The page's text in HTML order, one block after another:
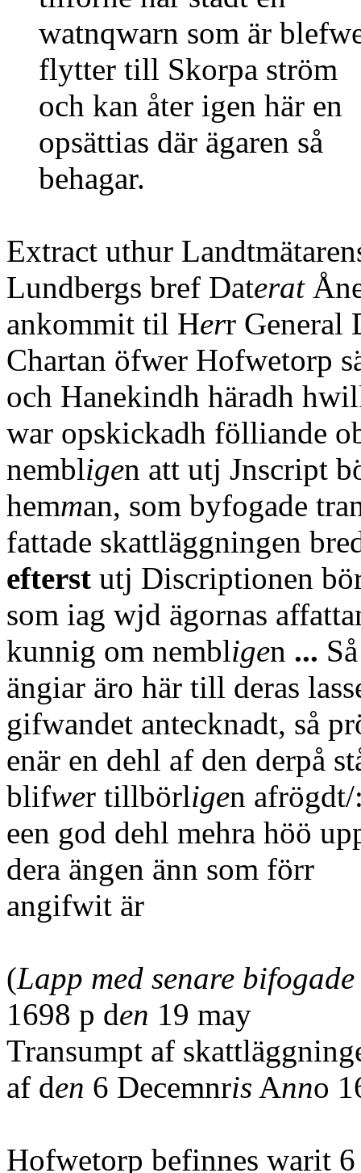
watnqwarn som är
flytter till Skorpa ström
och kan åter igen här en
opsättias där ägaren så
behagar.
Extract uthur
Lundbergs bref Daterat
ankommit til Herr General
Chartan öfwer Hofwetorp
och Hanekindh häradh
war opskickadh fölliande
nembligen att utj Jnscript
hemman, som byfogade
fattade skattläggningen
efterst utj Discriptionen
som iag wjd ägornas
kunnig om nembligen ...
ängiar äro här till deras
gifwandet antecknadt, så
enär en dehl af den derpå
blifwer tillbörligen
een god dehl mehra höö
dera ängen änn som förr
angifwit är
(Lapp med senare
1698 p den 19 may
Transumpt af
af den 6 Decemnris Ann
Hofwetorp befinnes warit